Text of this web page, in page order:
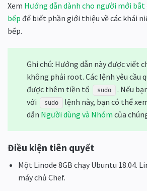
Xem Hướng dẫn dành cho người mới bắt
bếp để biết phần giới thiệu về các khái
bếp.
Ghi chú: Hướng dẫn này được viết
không phải root. Các lệnh yêu cầu
được thêm tiền tố
sudo
. Nếu
với
sudo
lệnh này, bạn có thể
dẫn Người dùng và Nhóm của
Điều kiện tiên quyết
Một Linode 8GB chạy Ubuntu 18.04.
máy chủ Chef.